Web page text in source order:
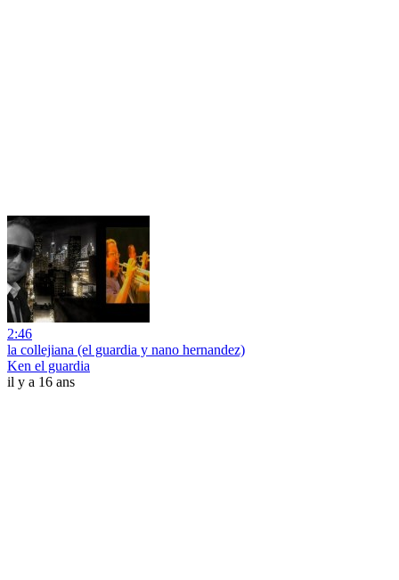
2:46
la collejiana (el guardia y nano hernandez)
Ken el guardia
il y a 16 ans